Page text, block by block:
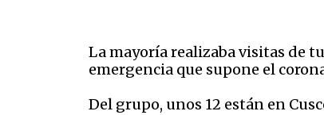
La mayoría realizaba visitas de
emergencia que supone el
Del grupo, unos 12 están en